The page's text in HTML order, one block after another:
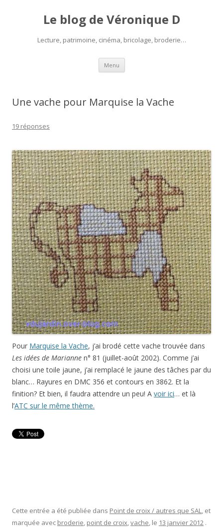
Le blog de Véronique D
Lecture, patrimoine, cinéma, bricolage, broderie…
Menu Aller
contenu
Une vache pour Marquise la Vache
19 réponses
Pour Marquise la Vache, j’ai brodé cette vache trouvée dans
Les idées de Marianne n° 81 (juillet-août 2002). Comme j’ai
choisi une toile jaune, j’ai remplacé le jaune des tâches par du
blanc… Rayures en DMC 356 et contours en 3862. Et la
finition? Et bien, il faudra attendre un peu! A voir ici… et là
l’ATC sur le même thème.
Cette entrée a été publiée dans Point de croix / autres que SAL, et
marquée avec broderie, point de croix,vache, le 13 janvier 2012 .